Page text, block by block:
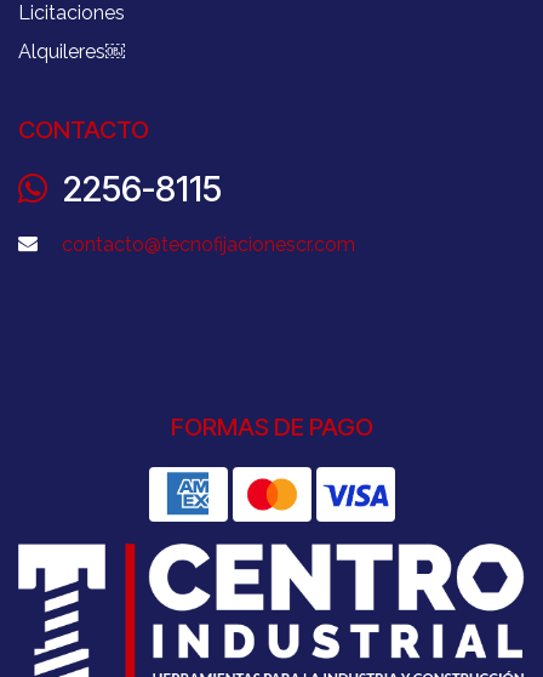
Licitaciones
Alquileres￼
CONTACTO
2256-8115
contacto@tecnofijacionescr.com
FORMAS DE PAGO